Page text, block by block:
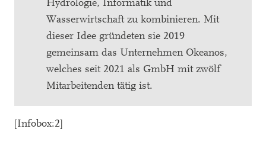
Wasserwirtschaft zu kombinieren. Mit
dieser Idee gründeten sie 2019
gemeinsam das Unternehmen Okeanos,
welches seit 2021 als GmbH mit zwölf
Mitarbeitenden tätig ist.
[Infobox:2]